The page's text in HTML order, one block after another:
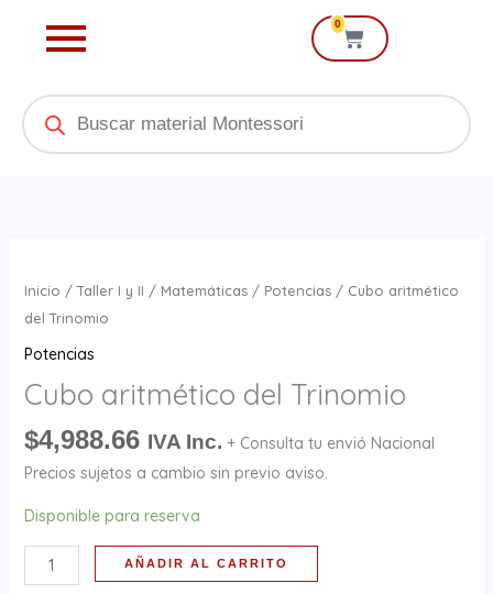
0
Cart
Products
search
Inicio /Taller I y II / Matemáticas/ Potencias/ Cubo aritmético
del Trinomio
Potencias
Cubo aritmético del Trinomio
$4,988.66 IVA Inc. + Consulta tu envió Nacional
Precios sujetos a cambio sin previo aviso.
Disponible para reserva
aritmético
del
AÑADIR AL CARRITO